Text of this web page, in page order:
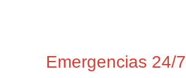
Emergencias 24/7